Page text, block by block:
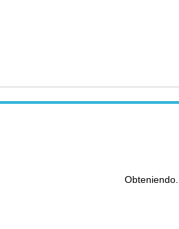
Obteniendo...